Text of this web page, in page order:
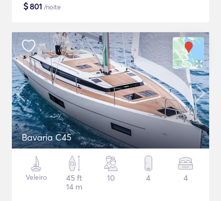
$801 /noite
Bavaria C45
Veleiro
45 ft
14 m
10 4 4